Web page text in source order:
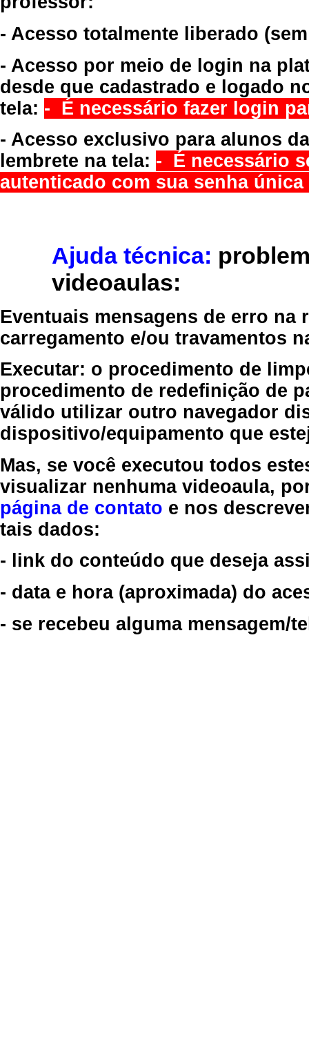
- Acesso totalmente liberado
- Acesso por meio de login na
desde que cadastrado e logado
tela: - É necessário fazer login
- Acesso exclusivo para alunos
lembrete na tela: - É necessário
autenticado com sua senha
Ajuda técnica:
videoaulas:
Eventuais mensagens de erro
carregamento e/ou travamentos
Executar: o procedimento de
procedimento de redefinição de
válido utilizar outro navegador
dispositivo/equipamento que
Mas, se você executou todos
visualizar nenhuma videoaula,
página de contato e nos
tais dados:
- link do conteúdo que deseja
- data e hora (aproximada) do
- se recebeu alguma mensagem/